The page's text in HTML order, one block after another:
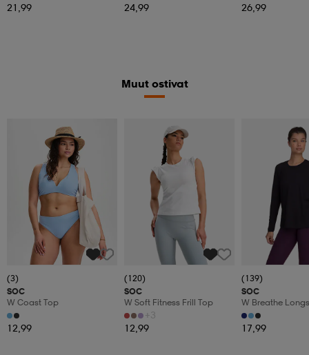
21,99 24,99 26,99
Muut ostivat
(3)
SOC
W Coast Top
12,99
(120)
SOC
W Soft Fitness Frill Top
+3
12,99
(139)
SOC
W Breathe
17,99